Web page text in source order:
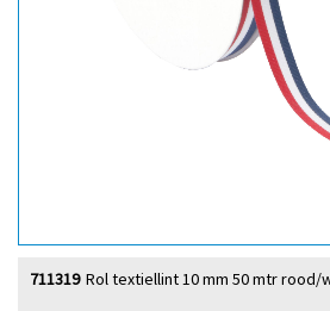
Rol textiellint 10 mm 50 mtr rood/
711319